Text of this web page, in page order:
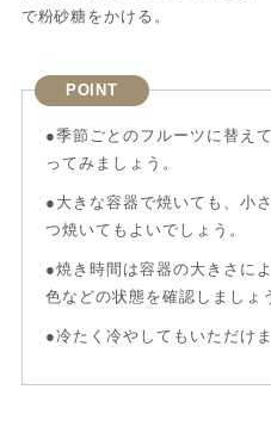
で粉砂糖をかける。
POINT
●季節ごとのフルーツに替え
ってみましょう。
●大きな容器で焼いても、小
つ焼いてもよいでしょう。
●焼き時間は容器の大きさに
色などの状態を確認しましょ
●冷たく冷やしてもいただけま